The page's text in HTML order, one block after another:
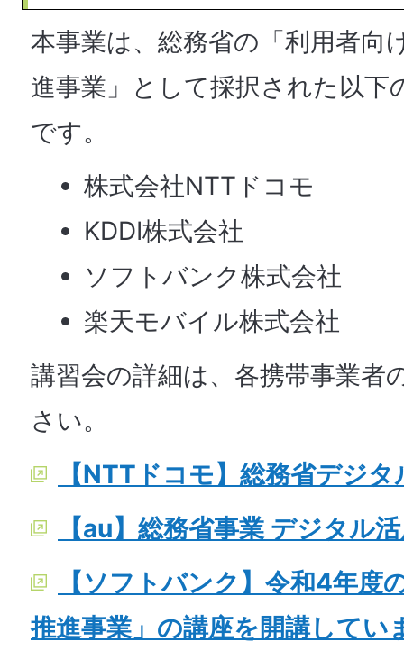
本事業は、総務省の「利用者向
進事業」として採択された以下
です。
株式会社NTTドコモ
KDDI株式会社
ソフトバンク株式会社
楽天モバイル株式会社
講習会の詳細は、各携帯事業者
さい。
【NTTドコモ】総務省デジ
【au】総務省事業 デジタル
【ソフトバンク】令和4年度
推進事業」の講座を開講してい